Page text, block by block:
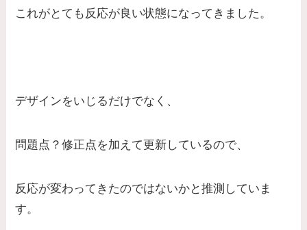
これがとても反応が良い状態になってきました。
デザインをいじるだけでなく、
問題点？修正点を加えて更新しているので、
反応が変わってきたのではないかと推測していま
す。